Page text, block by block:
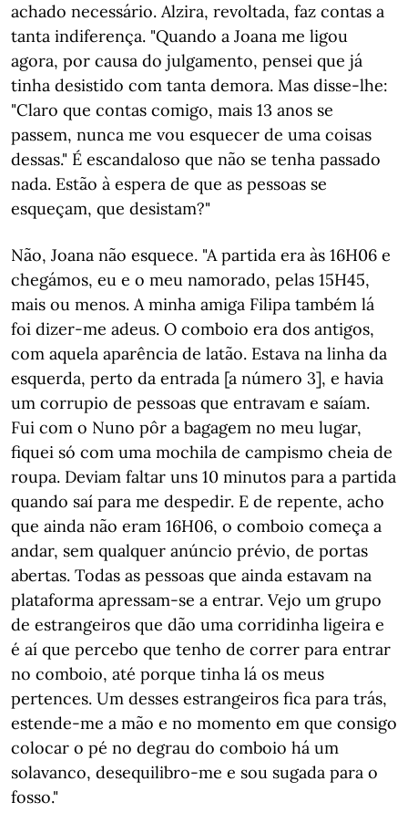
achado necessário. Alzira, revoltada, faz contas a
tanta indiferença. "Quando a Joana me ligou
agora, por causa do julgamento, pensei que já
tinha desistido com tanta demora. Mas disse-lhe:
"Claro que contas comigo, mais 13 anos se
passem, nunca me vou esquecer de uma coisas
dessas." É escandaloso que não se tenha passado
nada. Estão à espera de que as pessoas se
esqueçam, que desistam?"
Não, Joana não esquece. "A partida era às 16H06 e
chegámos, eu e o meu namorado, pelas 15H45,
mais ou menos. A minha amiga Filipa também lá
foi dizer-me adeus. O comboio era dos antigos,
com aquela aparência de latão. Estava na linha da
esquerda, perto da entrada [a número 3], e havia
um corrupio de pessoas que entravam e saíam.
Fui com o Nuno pôr a bagagem no meu lugar,
fiquei só com uma mochila de campismo cheia de
roupa. Deviam faltar uns 10 minutos para a partida
quando saí para me despedir. E de repente, acho
que ainda não eram 16H06, o comboio começa a
andar, sem qualquer anúncio prévio, de portas
abertas. Todas as pessoas que ainda estavam na
plataforma apressam-se a entrar. Vejo um grupo
de estrangeiros que dão uma corridinha ligeira e
é aí que percebo que tenho de correr para entrar
no comboio, até porque tinha lá os meus
pertences. Um desses estrangeiros fica para trás,
estende-me a mão e no momento em que consigo
colocar o pé no degrau do comboio há um
solavanco, desequilibro-me e sou sugada para o
fosso."